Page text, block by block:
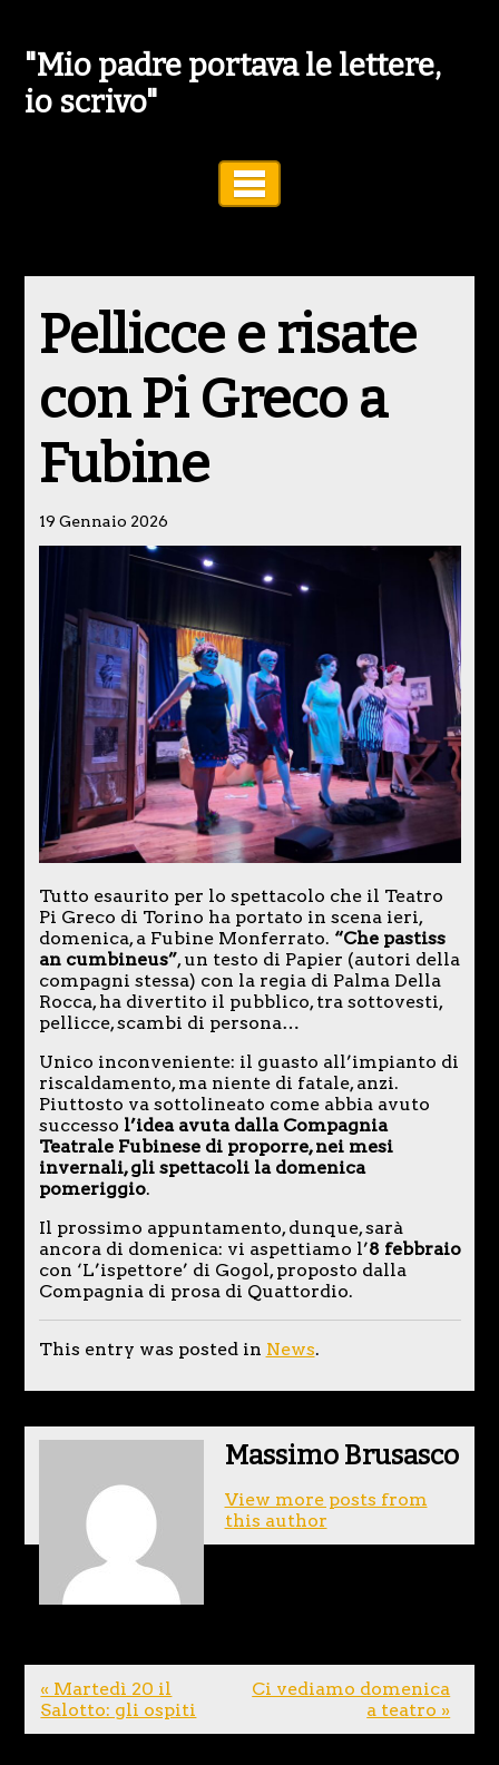
"Mio padre portava le lettere,
io scrivo"
Pellicce e risate
con Pi Greco a
Fubine
19 Gennaio 2026
Tutto esaurito per lo spettacolo che il Teatro
Pi Greco di Torino ha portato in scena ieri,
domenica, a Fubine Monferrato. “Che pastiss
an cumbineus”, un testo di Papier (autori della
compagni stessa) con la regia di Palma Della
Rocca, ha divertito il pubblico, tra sottovesti,
pellicce, scambi di persona…
Unico inconveniente: il guasto all’impianto di
riscaldamento, ma niente di fatale, anzi.
Piuttosto va sottolineato come abbia avuto
successo l’idea avuta dalla Compagnia
Teatrale Fubinese di proporre, nei mesi
invernali, gli spettacoli la domenica
pomeriggio.
Il prossimo appuntamento, dunque, sarà
ancora di domenica: vi aspettiamo l’8 febbraio
con ‘L’ispettore’ di Gogol, proposto dalla
Compagnia di prosa di Quattordio.
This entry was posted in News.
Massimo Brusasco
View more posts from
this author
« Martedì 20 il
Salotto: gli ospiti
Ci vediamo domenica
a teatro »